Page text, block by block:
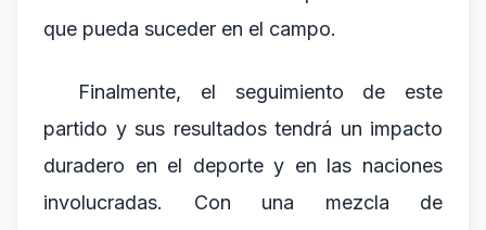
que pueda suceder en el campo.
Finalmente, el seguimiento de este
partido y sus resultados tendrá un impacto
duradero en el deporte y en las naciones
involucradas. Con una mezcla de